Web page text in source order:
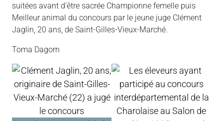
suitées avant d’être sacrée Championne femelle puis
Meilleur animal du concours par le jeune juge Clément
Jaglin, 20 ans, de Saint-Gilles-Vieux-Marché.
Toma Dagorn